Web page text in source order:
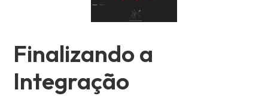
Finalizando a
Integração